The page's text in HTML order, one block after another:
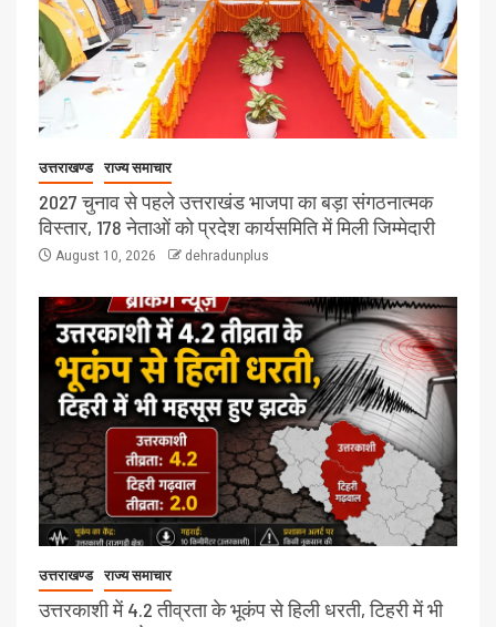
उत्तराखण्ड राज्य समाचार
2027 चुनाव से पहले उत्तराखंड भाजपा का बड़ा संगठनात्मक
विस्तार, 178 नेताओं को प्रदेश कार्यसमिति में मिली जिम्मेदारी
August 10, 2026 dehradunplus
उत्तराखण्ड राज्य समाचार
उत्तरकाशी में 4.2 तीव्रता के भूकंप से हिली धरती, टिहरी में भी